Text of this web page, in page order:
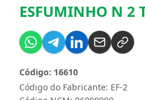
ESFUMINHO N 2
Código do Fabricante: EF-2
Código: 16610